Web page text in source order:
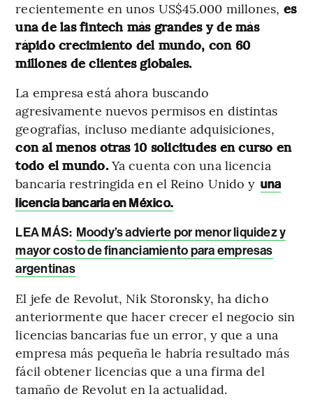
recientemente en unos US$45.000 millones, es
una de las fintech más grandes y de más
rápido crecimiento del mundo, con 60
millones de clientes globales.
La empresa está ahora buscando
agresivamente nuevos permisos en distintas
geografías, incluso mediante adquisiciones,
con al menos otras 10 solicitudes en curso en
todo el mundo. Ya cuenta con una licencia
bancaria restringida en el Reino Unido y una
licencia bancaria en México.
LEA MÁS: Moody’s advierte por menor liquidez y
mayor costo de financiamiento para empresas
argentinas
El jefe de Revolut, Nik Storonsky, ha dicho
anteriormente que hacer crecer el negocio sin
licencias bancarias fue un error, y que a una
empresa más pequeña le habría resultado más
fácil obtener licencias que a una firma del
tamaño de Revolut en la actualidad.